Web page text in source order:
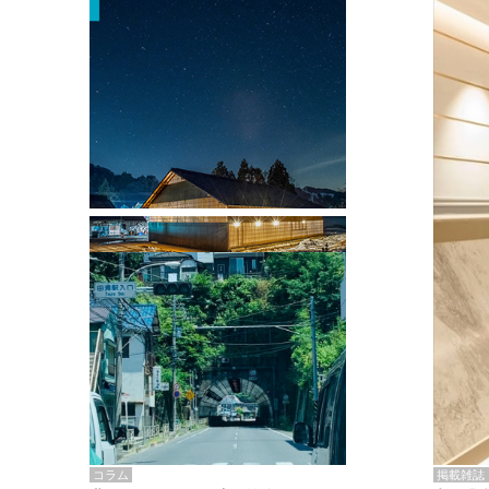
掲載雑誌
掲載雑誌・書籍
『街歩き研修「アールデコとモダニズ
ム、和風バロック」』のレポート記事が
掲載
コラム